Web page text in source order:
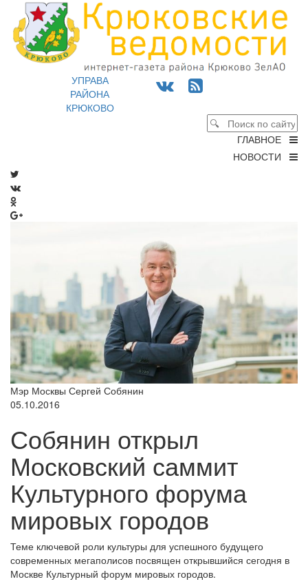
УПРАВА
РАЙОНА
КРЮКОВО
ГЛАВНОЕ
НОВОСТИ
Мэр Москвы Сергей Собянин
05.10.2016
Собянин открыл
Московский саммит
Культурного форума
мировых городов
Теме ключевой роли культуры для успешного будущего
современных мегаполисов посвящен открывшийся сегодня в
Москве Культурный форум мировых городов.